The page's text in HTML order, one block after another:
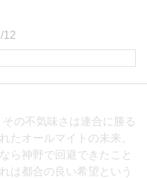
12
その不気味さは連合に勝る
たオールマイトの未来。
ら神野で回避できたこと
は都合の良い希望という